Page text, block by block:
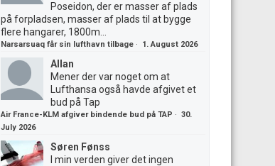
Poseidon, der er masser af plads
på forpladsen, masser af plads til at bygge
flere hangarer, 1800m...
Narsarsuaq får sin lufthavn tilbage · 1. August 2026
Allan
Mener der var noget om at
Lufthansa også havde afgivet et
bud på Tap
Air France-KLM afgiver bindende bud på TAP · 30.
July 2026
Søren Fønss
I min verden giver det ingen